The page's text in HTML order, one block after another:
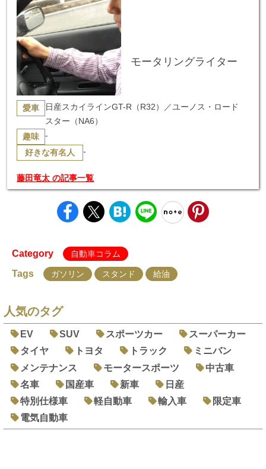
モータリングライター
愛車
日産スカイラインGT-R（R32）／ユーノス・ロード
スター（NA6）
趣味 -
好きな有名人 -
藤田竜太 の記事一覧
Category 自動車コラム
Tags ガソリン スタンド 給油
人気のタグ
EV SUV スポーツカー
スーパーカー
タイヤ
トヨタ トラック
ミニバン
メンテナンス
モータースポーツ
中古車
名車
国産車 新車
日産
特別仕様車
軽自動車 輸入車
限定車
電気自動車